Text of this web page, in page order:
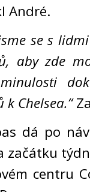
André.
se s
aby zde
k Chelsea.“
dá po
začátku
centru